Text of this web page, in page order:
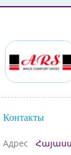
Контакты
Адрес